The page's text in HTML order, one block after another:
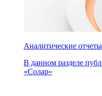
Аналитические отчеты
В данном разделе
«Солар»